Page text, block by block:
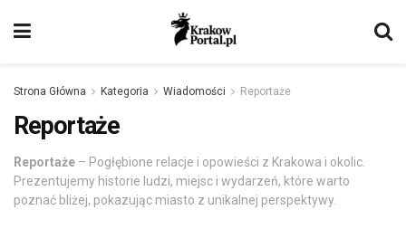
Strona Główna Kategoria Wiadomości Reportaże
Reportaże
Reportaże – Pogłębione relacje i opowieści z Krakowa i okolic.
Prezentujemy historie ludzi, miejsc i wydarzeń, które warto
poznać bliżej, pokazując miasto z unikalnej perspektywy.